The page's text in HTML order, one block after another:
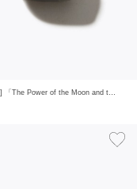
[amulette] 「The Power of the Moon and the Sun to Keep the Faith」 labradorite